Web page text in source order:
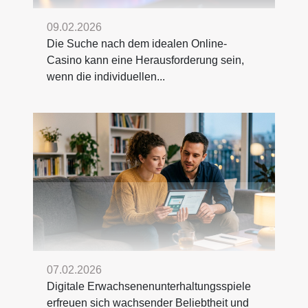
09.02.2026
Die Suche nach dem idealen Online-
Casino kann eine Herausforderung sein,
wenn die individuellen...
07.02.2026
Digitale Erwachsenenunterhaltungsspiele
erfreuen sich wachsender Beliebtheit und